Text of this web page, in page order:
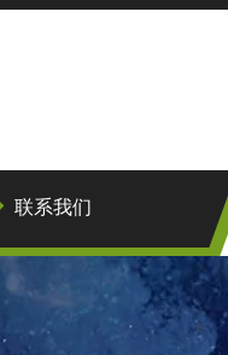
联系我们